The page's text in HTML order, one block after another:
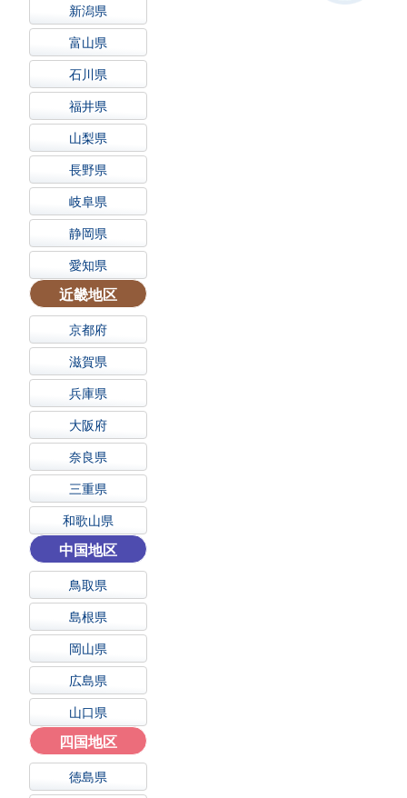
新潟県
富山県
石川県
福井県
山梨県
長野県
岐阜県
静岡県
愛知県
近畿地区
京都府
滋賀県
兵庫県
大阪府
奈良県
三重県
和歌山県
中国地区
鳥取県
島根県
岡山県
広島県
山口県
四国地区
徳島県